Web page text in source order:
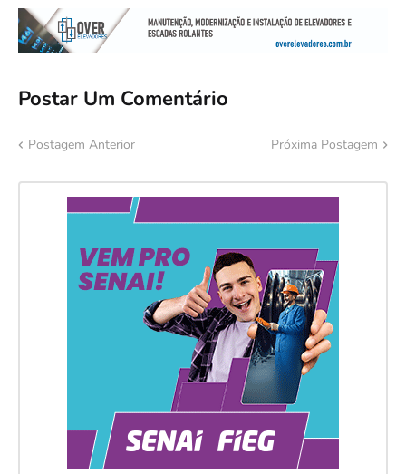
Postar Um Comentário
Postagem Anterior Próxima Postagem